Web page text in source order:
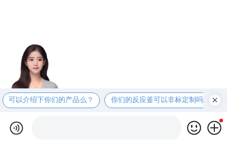
可以介绍下你们的产品么？ 你们的反应釜可以非标定制吗？